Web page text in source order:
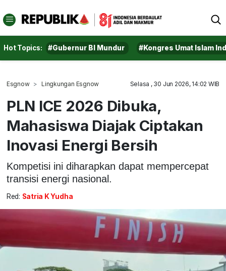
Hot Topics: #Gubernur BI Mundur #Kongres Umat Islam
Esgnow Lingkungan Esgnow Selasa , 30 Jun 2026, 14:02 WIB
PLN ICE 2026 Dibuka,
Mahasiswa Diajak Ciptakan
Inovasi Energi Bersih
Kompetisi ini diharapkan dapat mempercepat
transisi energi nasional.
Red: Satria K Yudha